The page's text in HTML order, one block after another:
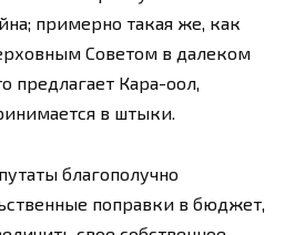
примерно такая же, как
Советом в далеком
предлагает Кара-оол,
в штыки.
благополучно
поправки в бюджет,